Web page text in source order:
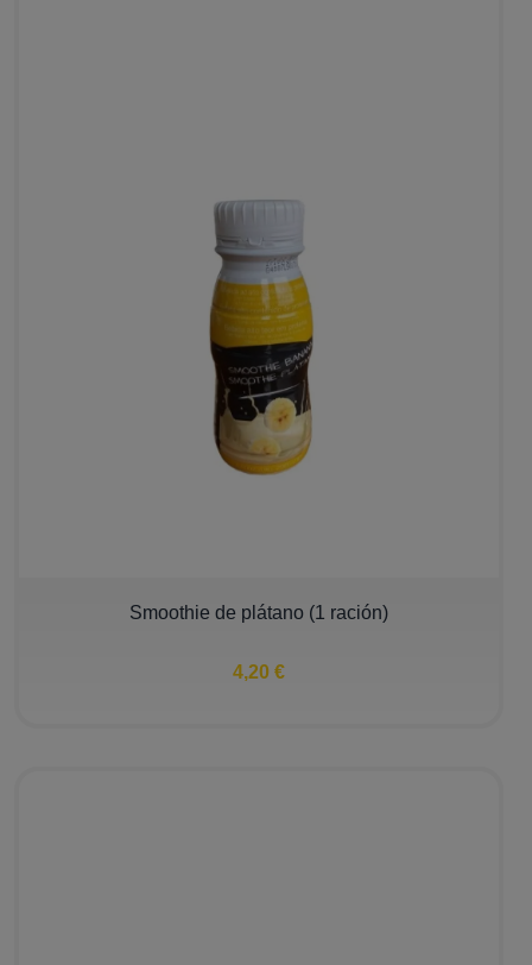
Smoothie de plátano (1 ración)
4,20 €